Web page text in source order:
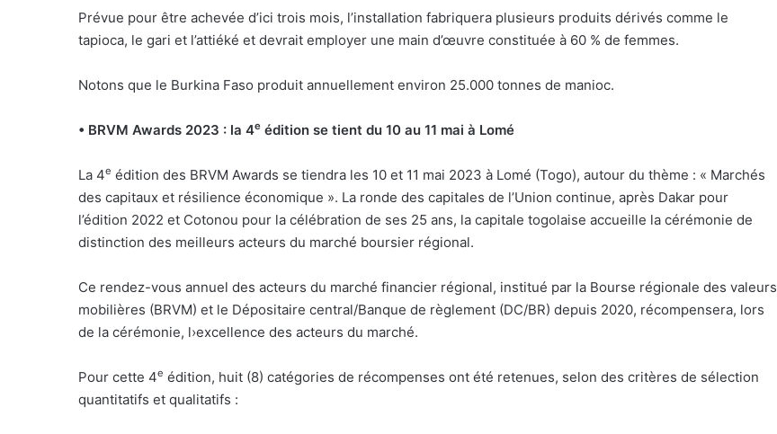
Prévue pour être achevée d’ici trois mois, l’installation fabriquera plusieurs produits dérivés comme le
tapioca, le gari et l’attiéké et devrait employer une main d’œuvre constituée à 60 % de femmes.
Notons que le Burkina Faso produit annuellement environ 25.000 tonnes de manioc.
• BRVM Awards 2023 : la 4e édition se tient du 10 au 11 mai à Lomé
La 4e édition des BRVM Awards se tiendra les 10 et 11 mai 2023 à Lomé (Togo), autour du thème : « Marchés
des capitaux et résilience économique ». La ronde des capitales de l’Union continue, après Dakar pour
l’édition 2022 et Cotonou pour la célébration de ses 25 ans, la capitale togolaise accueille la cérémonie de
distinction des meilleurs acteurs du marché boursier régional.
Ce rendez-vous annuel des acteurs du marché financier régional, institué par la Bourse régionale des valeurs
mobilières (BRVM) et le Dépositaire central/Banque de règlement (DC/BR) depuis 2020, récompensera, lors
de la cérémonie, l›excellence des acteurs du marché.
Pour cette 4e édition, huit (8) catégories de récompenses ont été retenues, selon des critères de sélection
quantitatifs et qualitatifs :